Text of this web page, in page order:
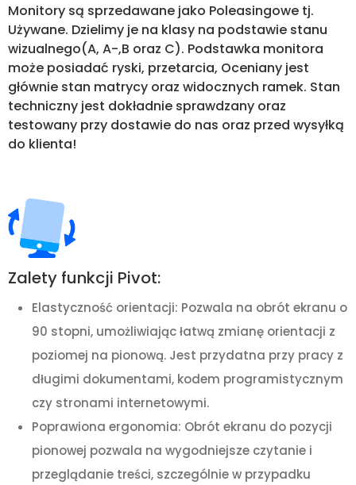
Monitory są sprzedawane jako Poleasingowe tj.
Używane. Dzielimy je na klasy na podstawie stanu
wizualnego(A, A-,B oraz C). Podstawka monitora
może posiadać ryski, przetarcia, Oceniany jest
głównie stan matrycy oraz widocznych ramek. Stan
techniczny jest dokładnie sprawdzany oraz
testowany przy dostawie do nas oraz przed wysyłką
do klienta!
Zalety funkcji Pivot:
Elastyczność orientacji: Pozwala na obrót ekranu o
90 stopni, umożliwiając łatwą zmianę orientacji z
poziomej na pionową. Jest przydatna przy pracy z
długimi dokumentami, kodem programistycznym
czy stronami internetowymi.
Poprawiona ergonomia: Obrót ekranu do pozycji
pionowej pozwala na wygodniejsze czytanie i
przeglądanie treści, szczególnie w przypadku